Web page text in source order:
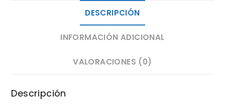
DESCRIPCIÓN
INFORMACIÓN ADICIONAL
VALORACIONES (0)
Descripción